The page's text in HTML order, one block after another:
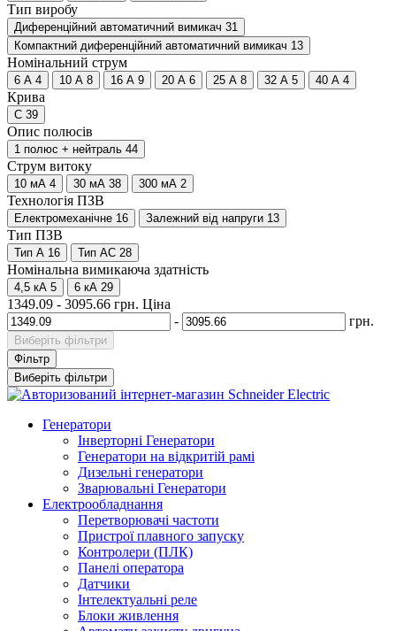
Тип виробу
Диференційний автоматичний вимикач 31
Компактний диференційний автоматичний вимикач 13
Номінальний струм
6 А 4 10 А 8 16 А 9 20 А 6 25 А 8 32 А 5 40 А 4
Крива
C 39
Опис полюсів
1 полюс + нейтраль 44
Струм витоку
10 мА 4 30 мА 38 300 мА 2
Технологія ПЗВ
Електромеханічне 16 Залежний від напруги 13
Тип ПЗВ
Тип А 16 Тип АС 28
Номінальна вимикаюча здатність
4,5 кА 5 6 кА 29
1349.09 - 3095.66 грн. Ціна
-
грн.
Виберіть фільтри
Фільтр
Виберіть фільтри
Генератори
Інверторні Генератори
Генератори на відкритій рамі
Дизельні генератори
Зварювальні Генератори
Електрообладнання
Перетворювачі частоти
Пристрої плавного запуску
Контролери (ПЛК)
Панелі оператора
Датчики
Інтелектуальні реле
Блоки живлення